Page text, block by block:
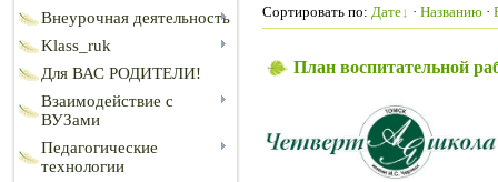
Внеурочная деятельность
Klass_ruk
Для ВАС РОДИТЕЛИ!
Взаимодействие с
ВУЗами
Педагогические
технологии
Сортировать по: Дате · Названию ·
План воспитательной